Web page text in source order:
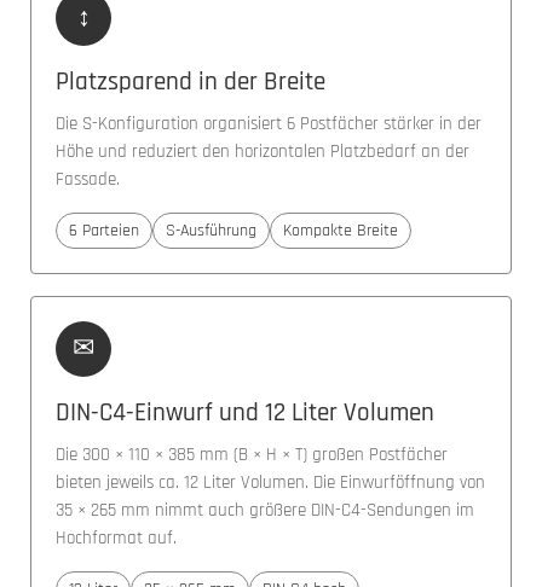
↕
Platzsparend in der Breite
Die S-Konfiguration organisiert 6 Postfächer stärker in der
Höhe und reduziert den horizontalen Platzbedarf an der
Fassade.
6 Parteien S-Ausführung Kompakte Breite
✉
DIN-C4-Einwurf und 12 Liter Volumen
Die 300 × 110 × 385 mm (B × H × T) großen Postfächer
bieten jeweils ca. 12 Liter Volumen. Die Einwurföffnung von
35 × 265 mm nimmt auch größere DIN-C4-Sendungen im
Hochformat auf.